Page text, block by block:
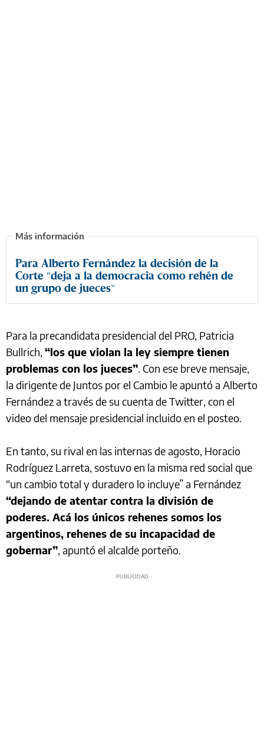
Para Alberto Fernández la decisión de la
Corte "deja a la democracia como rehén de
un grupo de jueces"
Para la precandidata presidencial del PRO, Patricia
Bullrich, “los que violan la ley siempre tienen
problemas con los jueces”. Con ese breve mensaje,
la dirigente de Juntos por el Cambio le apuntó a Alberto
Fernández a través de su cuenta de Twitter, con el
video del mensaje presidencial incluido en el posteo.
En tanto, su rival en las internas de agosto, Horacio
Rodríguez Larreta, sostuvo en la misma red social que
“un cambio total y duradero lo incluye” a Fernández
“dejando de atentar contra la división de
poderes. Acá los únicos rehenes somos los
argentinos, rehenes de su incapacidad de
gobernar”, apuntó el alcalde porteño.